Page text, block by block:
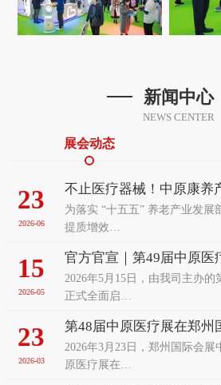
新闻中心
NEWS CENTER
展会动态
23
2026-06
不止医疗器械！中原康养
老、辅具及康复医疗展览
为落实 “十五五” 养老产业发展
提质增效…
15
2026-05
官方官宣｜第49届中原医
招展！9月聚力郑州赋能
2026年5月15日，由我司主办
正式全面启…
23
2026-03
第48届中原医疗展在郑州
2026年3月23日，郑州国际会展
原医疗展在…